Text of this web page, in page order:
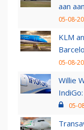
aan
05-08-
KLM
05-08-
Willie
05-